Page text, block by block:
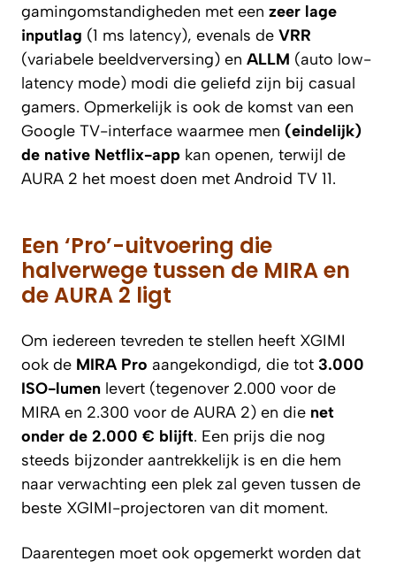
gamingomstandigheden met een zeer lage
inputlag (1 ms latency), evenals de VRR
(variabele beeldverversing) en ALLM (auto low-
latency mode) modi die geliefd zijn bij casual
gamers. Opmerkelijk is ook de komst van een
Google TV-interface waarmee men (eindelijk)
de native Netflix-app kan openen, terwijl de
AURA 2 het moest doen met Android TV 11.
Een ‘Pro’-uitvoering die
halverwege tussen de MIRA en
de AURA 2 ligt
Om iedereen tevreden te stellen heeft XGIMI
ook de MIRA Pro aangekondigd, die tot 3.000
ISO-lumen levert (tegenover 2.000 voor de
MIRA en 2.300 voor de AURA 2) en die net
onder de 2.000 € blijft. Een prijs die nog
steeds bijzonder aantrekkelijk is en die hem
naar verwachting een plek zal geven tussen de
beste XGIMI-projectoren van dit moment.
Daarentegen moet ook opgemerkt worden dat